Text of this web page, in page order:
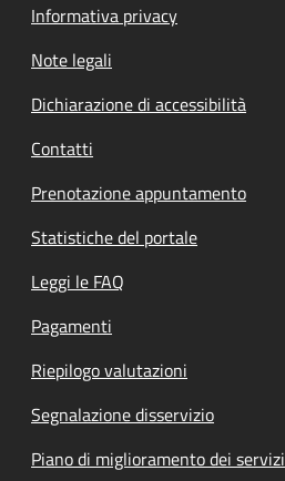
Informativa privacy
Note legali
Dichiarazione di accessibilità
Contatti
Prenotazione appuntamento
Statistiche del portale
Leggi le FAQ
Pagamenti
Riepilogo valutazioni
Segnalazione disservizio
Piano di miglioramento dei servizi